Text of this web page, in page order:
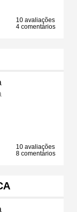
10 avaliações
4 comentários
10 avaliações
8 comentários